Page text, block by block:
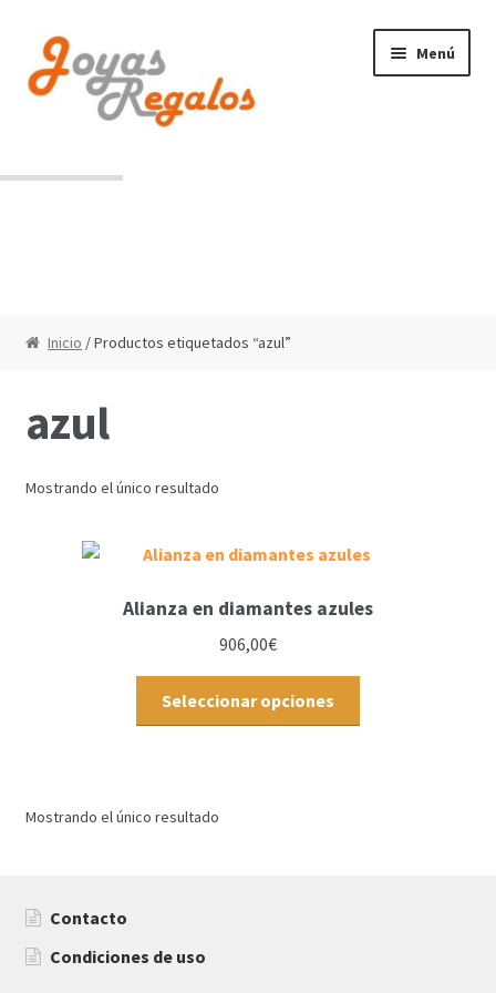
a
la
navegación
al
contenido
Menú
Inicio / Productos etiquetados “azul”
azul
Mostrando el único resultado
Alianza en diamantes azules
906,00€
Seleccionar opciones
Mostrando el único resultado
Contacto
Condiciones de uso